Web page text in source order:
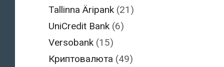
Tallinna Äripank (21)
UniCredit Bank (6)
Versobank (15)
Криптовалюта (49)